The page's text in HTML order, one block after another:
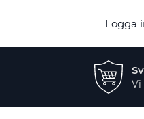
Logga
Vi